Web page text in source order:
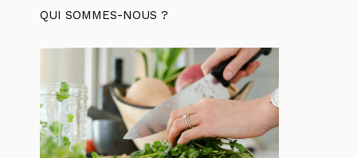
QUI SOMMES-NOUS ?